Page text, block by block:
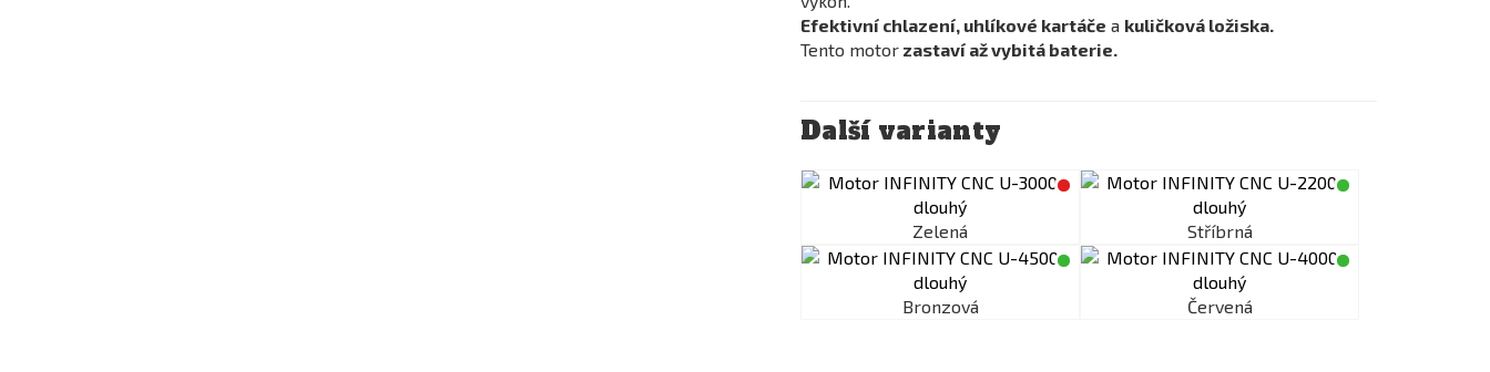
Efektivní chlazení, uhlíkové kartáče a kuličková ložiska.
Tento motor zastaví až vybitá baterie.
Další varianty
Zelená Stříbrná
Bronzová Červená